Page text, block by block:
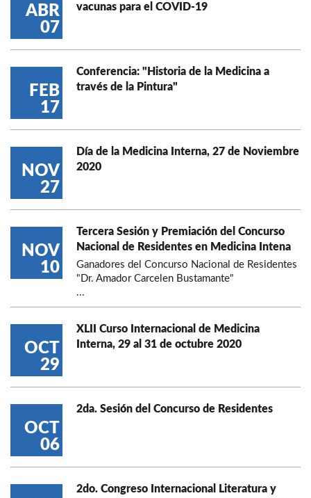
ABR
07
vacunas para el COVID-19
FEB
17
Conferencia: "Historia de la Medicina a
través de la Pintura"
NOV
27
Día de la Medicina Interna, 27 de Noviembre
2020
NOV
10
Tercera Sesión y Premiación del Concurso
Nacional de Residentes en Medicina Intena
Ganadores del Concurso Nacional de Residentes
"Dr. Amador Carcelen Bustamante"
...
OCT
29
XLII Curso Internacional de Medicina
Interna, 29 al 31 de octubre 2020
OCT
06
2da. Sesión del Concurso de Residentes
2do. Congreso Internacional Literatura y